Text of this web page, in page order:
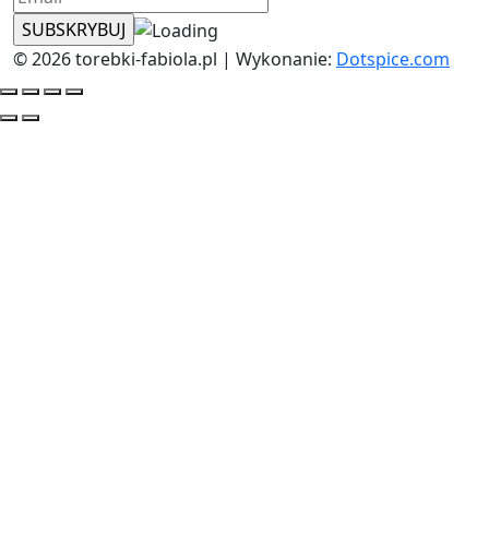
© 2026 torebki-fabiola.pl | Wykonanie: Dotspice.com